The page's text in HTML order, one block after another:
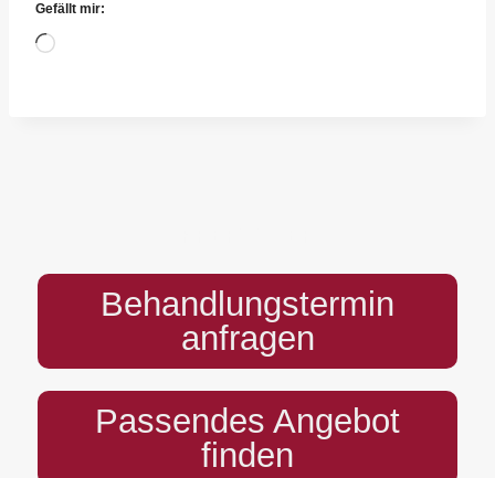
Gefällt mir:
Behandlungstermin
anfragen
Passendes Angebot
finden